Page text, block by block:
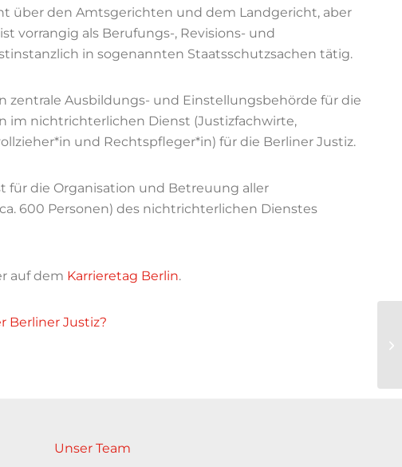
über den Amtsgerichten und dem Landgericht, aber
vorrangig als Berufungs-, Revisions- und
in sogenannten Staatsschutzsachen tätig.
zentrale Ausbildungs- und Einstellungsbehörde für die
im nichtrichterlichen Dienst (Justizfachwirte,
und Rechtspfleger*in) für die Berliner Justiz.
für die Organisation und Betreuung aller
600 Personen) des nichtrichterlichen Dienstes
auf dem Karrieretag Berlin.
Berliner Justiz?
Unser Team